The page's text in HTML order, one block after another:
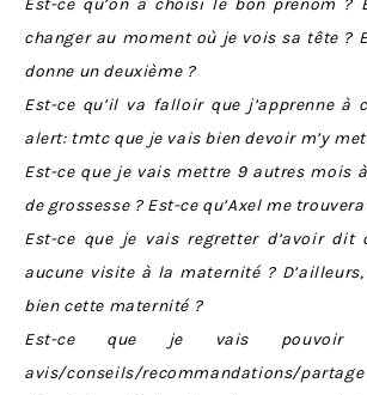
Est-ce qu’on a choisi le bon prénom ?
changer au moment où je vois sa tête ?
donne un deuxième ?
Est-ce qu’il va falloir que j’apprenne à
alert: tmtc que je vais bien devoir m’y
Est-ce que je vais mettre 9 autres mois
de grossesse ? Est-ce qu’Axel me
Est-ce que je vais regretter d’avoir dit
aucune visite à la maternité ?
bien cette maternité ?
Est-ce que je vais pouvoir
avis/conseils/recommandations/partage